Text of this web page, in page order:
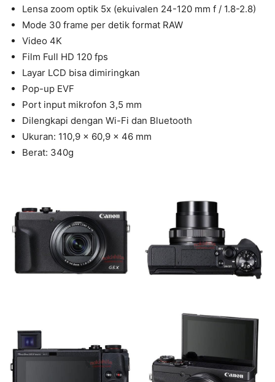
Lensa zoom optik 5x (ekuivalen 24-120 mm f / 1.8-2.8)
Mode 30 frame per detik format RAW
Video 4K
Film Full HD 120 fps
Layar LCD bisa dimiringkan
Pop-up EVF
Port input mikrofon 3,5 mm
Dilengkapi dengan Wi-Fi dan Bluetooth
Ukuran: 110,9 x 60,9 x 46 mm
Berat: 340g